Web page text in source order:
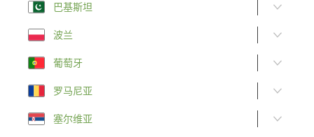
巴基斯坦
波兰
葡萄牙
罗马尼亚
塞尔维亚